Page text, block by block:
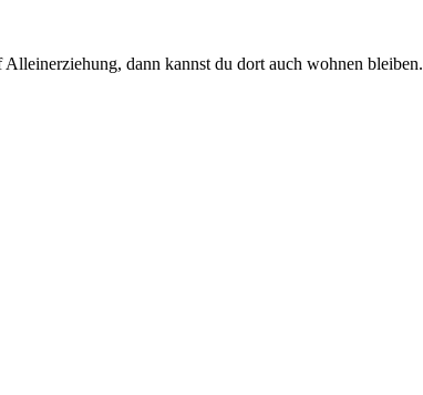
dann kannst du dort auch wohnen bleiben.